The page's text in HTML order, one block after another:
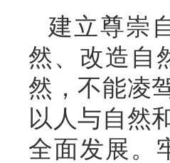
建立尊崇
然、改造自
然，不能凌
以人与自然
全面发展。